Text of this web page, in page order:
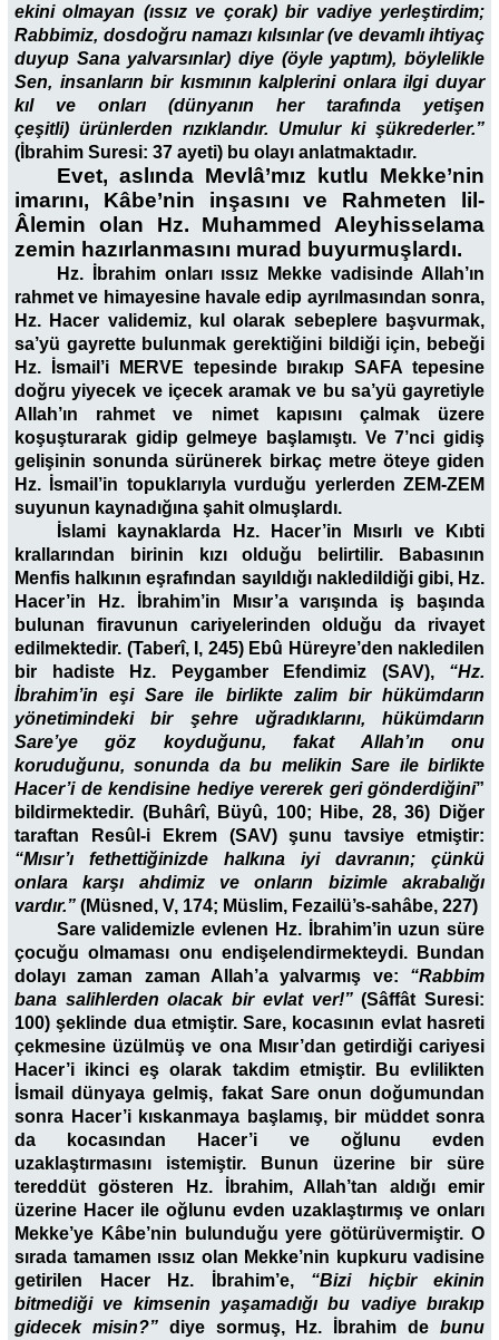
ekini olmayan (ıssız ve çorak) bir vadiye yerleştirdim;
Rabbimiz, dosdoğru namazı kılsınlar (ve devamlı ihtiyaç
duyup Sana yalvarsınlar) diye (öyle yaptım), böylelikle
Sen, insanların bir kısmının kalplerini onlara ilgi duyar
kıl ve onları (dünyanın her tarafında yetişen
çeşitli) ürünlerden rızıklandır. Umulur ki şükrederler.”
(İbrahim Suresi: 37 ayeti) bu olayı anlatmaktadır.
Evet, aslında Mevlâ’mız kutlu Mekke’nin
imarını, Kâbe’nin inşasını ve Rahmeten lil-
Âlemin olan Hz. Muhammed Aleyhisselama
zemin hazırlanmasını murad buyurmuşlardı.
Hz. İbrahim onları ıssız Mekke vadisinde Allah’ın
rahmet ve himayesine havale edip ayrılmasından sonra,
Hz. Hacer validemiz, kul olarak sebeplere başvurmak,
sa’yü gayrette bulunmak gerektiğini bildiği için, bebeği
Hz. İsmail’i MERVE tepesinde bırakıp SAFA tepesine
doğru yiyecek ve içecek aramak ve bu sa’yü gayretiyle
Allah’ın rahmet ve nimet kapısını çalmak üzere
koşuşturarak gidip gelmeye başlamıştı. Ve 7’nci gidiş
gelişinin sonunda sürünerek birkaç metre öteye giden
Hz. İsmail’in topuklarıyla vurduğu yerlerden ZEM-ZEM
suyunun kaynadığına şahit olmuşlardı.
İslami kaynaklarda Hz. Hacer’in Mısırlı ve Kıbti
krallarından birinin kızı olduğu belirtilir. Babasının
Menfis halkının eşrafından sayıldığı nakledildiği gibi, Hz.
Hacer’in Hz. İbrahim’in Mısır’a varışında iş başında
bulunan firavunun cariyelerinden olduğu da rivayet
edilmektedir. (Taberî, I, 245) Ebû Hüreyre’den nakledilen
bir hadiste Hz. Peygamber Efendimiz (SAV), “Hz.
İbrahim’in eşi Sare ile birlikte zalim bir hükümdarın
yönetimindeki bir şehre uğradıklarını, hükümdarın
Sare’ye göz koyduğunu, fakat Allah’ın onu
koruduğunu, sonunda da bu melikin Sare ile birlikte
Hacer’i de kendisine hediye vererek geri gönderdiğini”
bildirmektedir. (Buhârî, Büyû, 100; Hibe, 28, 36) Diğer
taraftan Resûl-i Ekrem (SAV) şunu tavsiye etmiştir:
“Mısır’ı fethettiğinizde halkına iyi davranın; çünkü
onlara karşı ahdimiz ve onların bizimle akrabalığı
vardır.” (Müsned, V, 174; Müslim, Fezailü’s-sahâbe, 227)
Sare validemizle evlenen Hz. İbrahim’in uzun süre
çocuğu olmaması onu endişelendirmekteydi. Bundan
dolayı zaman zaman Allah’a yalvarmış ve: “Rabbim
bana salihlerden olacak bir evlat ver!”(Sâffât Suresi:
100) şeklinde dua etmiştir. Sare, kocasının evlat hasreti
çekmesine üzülmüş ve ona Mısır’dan getirdiği cariyesi
Hacer’i ikinci eş olarak takdim etmiştir. Bu evlilikten
İsmail dünyaya gelmiş, fakat Sare onun doğumundan
sonra Hacer’i kıskanmaya başlamış, bir müddet sonra
da kocasından Hacer’i ve oğlunu evden
uzaklaştırmasını istemiştir. Bunun üzerine bir süre
tereddüt gösteren Hz. İbrahim, Allah’tan aldığı emir
üzerine Hacer ile oğlunu evden uzaklaştırmış ve onları
Mekke’ye Kâbe’nin bulunduğu yere götürüvermiştir. O
sırada tamamen ıssız olan Mekke’nin kupkuru vadisine
getirilen Hacer Hz. İbrahim’e, “Bizi hiçbir ekinin
bitmediği ve kimsenin yaşamadığı bu vadiye bırakıp
gidecek misin?”diye sormuş, Hz. İbrahim debunu